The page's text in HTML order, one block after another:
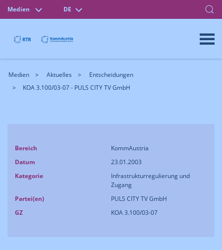
Medien DE
Medien Aktuelles
Entscheidungen
KOA 3.100/03-07 - PULS CITY TV GmbH
Bereich
KommAustria
Datum
23.01.2003
Kategorie
Infrastrukturregulierung und
Zugang
Partei(en)
PULS CITY TV GmbH
GZ
KOA 3.100/03-07